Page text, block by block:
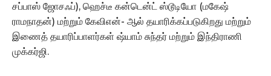
சப்பாஸ் ஜோசஃப்), ஹெச்டீ கன்டென்ட் ஸ்டூடியோ (மகேஷ்
ராமநாதன்) மற்றும் கேவிஎன்- ஆல் தயாரிக்கப்படுகிறது மற்றும்
இணைத் தயாரிப்பாளர்கள் ஷ்யாம் சுந்தர் மற்றும் இந்திராணி
முக்கர்ஜி.